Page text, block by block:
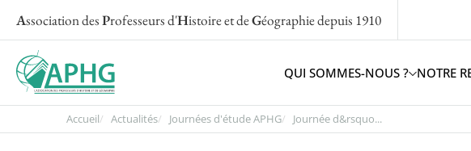
Association desProfesseurs d'Histoire et deGéographiedepuis 1910
QUI SOMMES-NOUS ? NOTRE
Accueil Actualités Journées d'étude APHG Journée d&rsquo...